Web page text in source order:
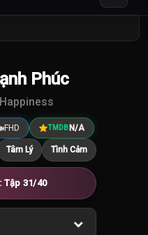
7.5/10
Phúc
FHD TMDB N/A
Tâm Lý Tình Cảm
Tập 31/40